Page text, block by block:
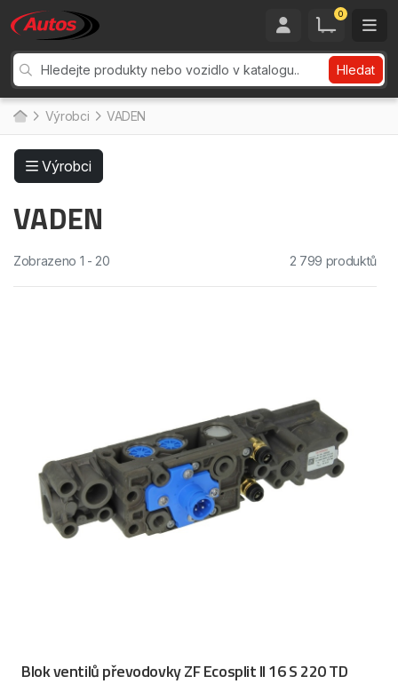
0
Hledat
Výrobci VADEN
Výrobci
VADEN
Zobrazeno 1 - 20 2 799 produktů
Blok ventilů převodovky ZF Ecosplit II 16 S 220 TD